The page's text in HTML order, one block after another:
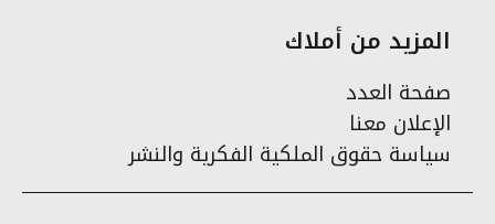
المزيد من أملاك
صفحة العدد
الإعلان معنا
سياسة حقوق الملكية الفكرية والنشر